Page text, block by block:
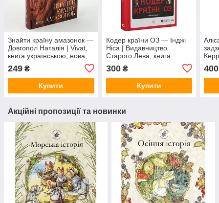
Знайти країну амазонок —
Довгопол Наталія | Vivat,
книга українською, нова,
249 ₴
Купити
Кодер країни ОЗ — Інджі
Ніса | Видавництво
Старого Лева, книга
українською, нова, тверда
300₴
Купити
400
Акційні пропозиції та новинки